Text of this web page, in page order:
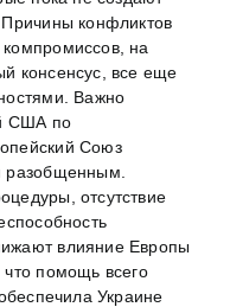
конфликтов
на
консенсус, все еще
Важно
США по
Союз
разобщенным.
отсутствие
влияние Европы
помощь всего
Украине